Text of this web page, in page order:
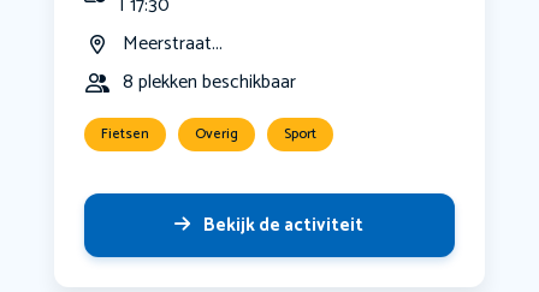
Meerstraat...
8 plekken beschikbaar
Fietsen Overig Sport
Bekijk de activiteit